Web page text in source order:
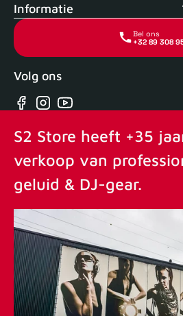
Informatie
Bel ons
+32 89 308
Volg ons
Facebook
Instagram
YouTube
S2 Store heeft +35
verkoop van
geluid & DJ-gear.